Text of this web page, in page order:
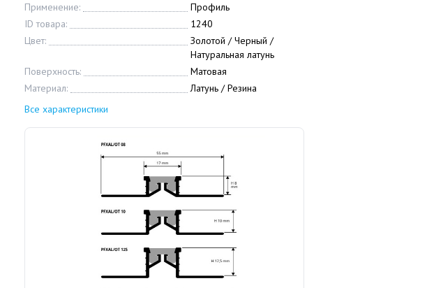
Применение:
Профиль
ID товара:
1240
Цвет:
Золотой / Черный /
Натуральная латунь
Поверхность:
Матовая
Материал:
Латунь / Резина
Все характеристики